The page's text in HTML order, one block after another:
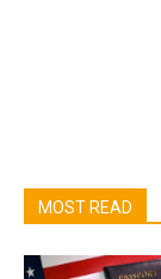
MOST READ